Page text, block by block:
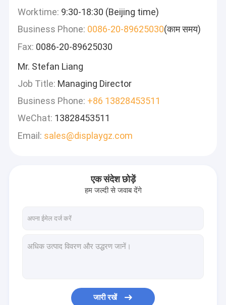
Worktime: 9:30-18:30 (Beijing time)
Business Phone: 0086-20-89625030(काम समय)
Fax: 0086-20-89625030
Mr. Stefan Liang
Job Title: Managing Director
Business Phone: +86 13828453511
WeChat: 13828453511
Email: sales@displaygz.com
एक संदेश छोड़ें
हम जल्दी से जवाब देंगे
जारी रखें